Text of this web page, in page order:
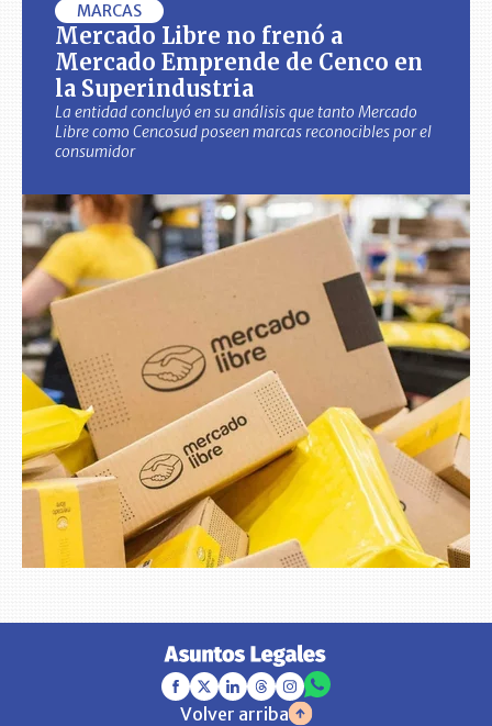
MARCAS
Mercado Libre no frenó a
Mercado Emprende de Cenco en
la Superindustria
La entidad concluyó en su análisis que tanto Mercado
Libre como Cencosud poseen marcas reconocibles por el
consumidor
Volver arriba